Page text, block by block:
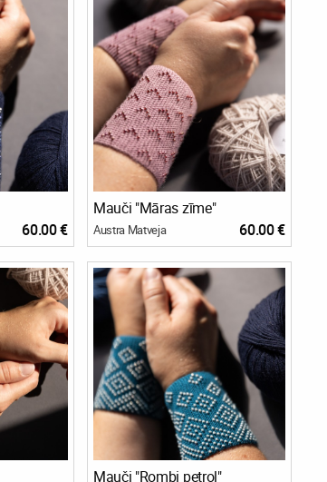
60.00 €
Mauči "Māras zīme"
Austra Matveja 60.00 €
Mauči "Rombi petrol"